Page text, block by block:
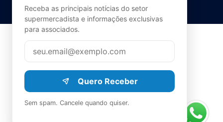
Receba as principais notícias do setor
supermercadista e informações exclusivas
para associados.
Quero Receber
Sem spam. Cancele quando quiser.
Política de Privacidade Termos de Uso